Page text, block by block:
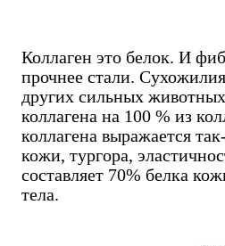
Коллаген это белок. И
прочнее стали.
других сильных
коллагена на 100 % из
коллагена выражается
кожи, тургора,
составляет 70% белка
тела.